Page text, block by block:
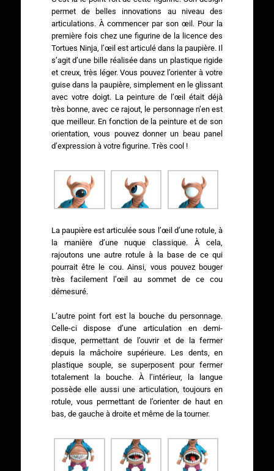
permet de belles innovations au niveau des
articulations. À commencer par son œil. Pour la
première fois chez une figurine de la licence des
Tortues Ninja, l’œil est articulé dans la paupière. Il
s’agit d’une bille réalisée dans un plastique rigide
et creux, très léger. Vous pouvez l’orienter à votre
guise dans la paupière, simplement en le glissant
avec votre doigt. La peinture de l’œil était déjà
très bonne, avec ce rajout, le personnage n’en est
que meilleur. En fonction de la peinture et de son
orientation, vous pouvez donner un beau panel
d’expression à votre figurine. Très cool !
La paupière est articulée sous l’œil d’une rotule, à
la manière d’une nuque classique. À cela,
rajoutons une autre rotule à la base de ce qui
pourrait être le cou. Ainsi, vous pouvez bouger
très facilement l’œil au sommet de ce cou
démesuré.
L’autre point fort est la bouche du personnage.
Celle-ci dispose d’une articulation en demi-
disque, permettant de l’ouvrir et de la fermer
depuis la mâchoire supérieure. Les dents, en
plastique souple, se superposent pour fermer
totalement la bouche. À l’intérieur, la langue
possède elle aussi une articulation, toujours en
rotule, vous permettant de l’orienter de haut en
bas, de gauche à droite et même de la tourner.